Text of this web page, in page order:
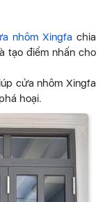
nhôm Xingfa chia
tạo điểm nhấn cho
cửa nhôm Xingfa
hoại.